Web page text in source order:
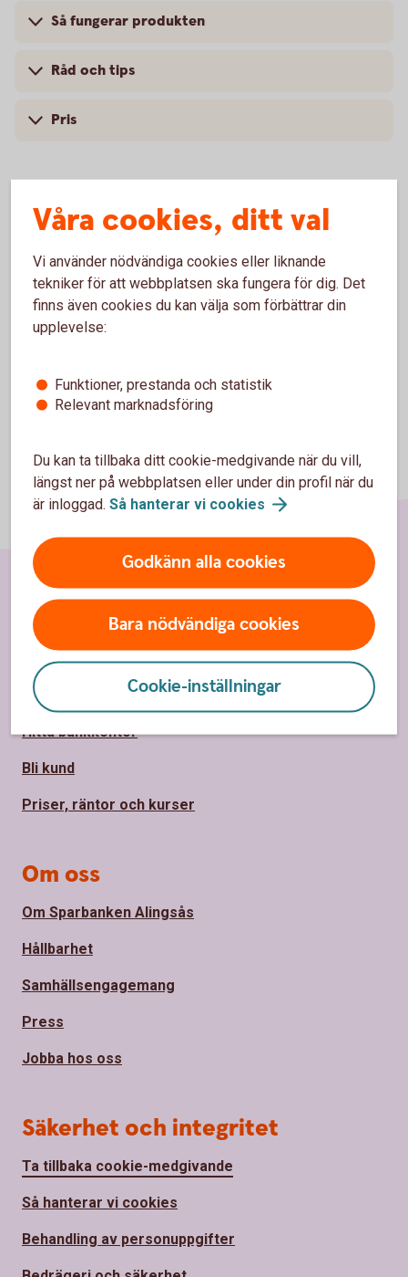
Så fungerar produkten
Råd och tips
Pris
För att se detta innehåll behöver du först
godkänna cookies för Funktioner, prestanda
och statistik.
Inställningar för cookies
Våra cookies, ditt val
Vi använder nödvändiga cookies eller liknande
tekniker för att webbplatsen ska fungera för dig. Det
finns även cookies du kan välja som förbättrar din
upplevelse:
Funktioner, prestanda och statistik
Relevant marknadsföring
Du kan ta tillbaka ditt cookie-medgivande när du vill,
längst ner på webbplatsen eller under din profil när du
är inloggad. Så hanterar vi cookies
Godkänn alla cookies
Bara nödvändiga cookies
Cookie-inställningar
Sidfot
Hitta snabbt
Kontakta oss
Spärrhjälp
Hitta bankkontor
Bli kund
Priser, räntor och kurser
Om oss
Om Sparbanken Alingsås
Hållbarhet
Samhällsengagemang
Press
Jobba hos oss
Säkerhet och integritet
Ta tillbaka cookie-medgivande
Så hanterar vi cookies
Behandling av personuppgifter